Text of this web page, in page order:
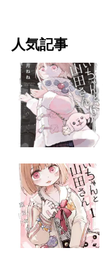
人気記事